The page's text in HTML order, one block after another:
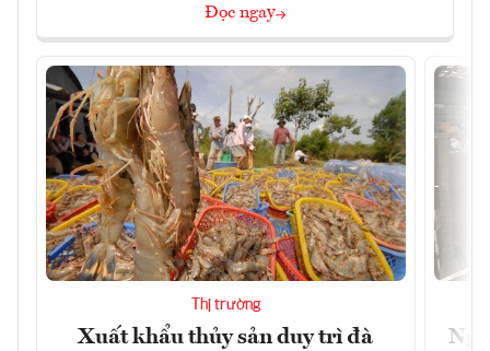
Đọc ngay
Thị trường
Xuất khẩu thủy sản duy trì đà